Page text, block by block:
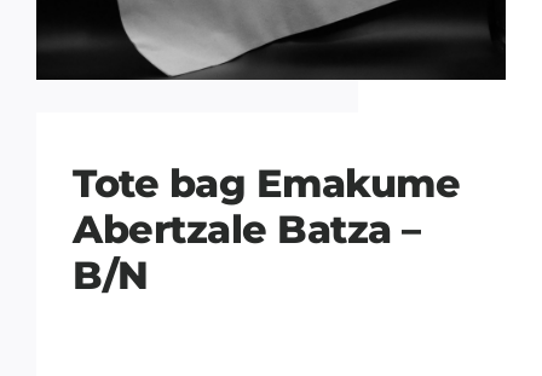
Tote bag Emakume
Abertzale Batza –
B/N